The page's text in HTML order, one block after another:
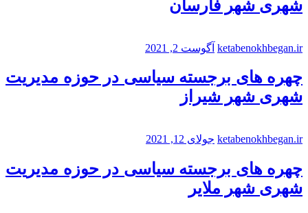
شهری شهر فارسان
ketabenokhbegan.ir آگوست 2, 2021
چهره های برجسته سیاسی در حوزه مدیریت
شهری شهر شیراز
ketabenokhbegan.ir جولای 12, 2021
چهره های برجسته سیاسی در حوزه مدیریت
شهری شهر ملایر